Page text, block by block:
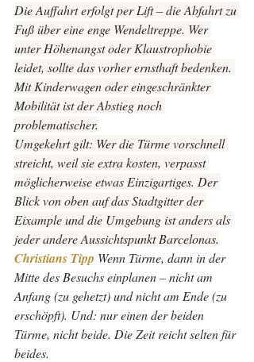
Die Auffahrt erfolgt per Lift – die Abfahrt zu
Fuß über eine enge Wendeltreppe. Wer
unter Höhenangst oder Klaustrophobie
leidet, sollte das vorher ernsthaft bedenken.
Mit Kinderwagen oder eingeschränkter
Mobilität ist der Abstieg noch
problematischer.
Umgekehrt gilt: Wer die Türme vorschnell
streicht, weil sie extra kosten, verpasst
möglicherweise etwas Einzigartiges. Der
Blick von oben auf das Stadtgitter der
Eixample und die Umgebung ist anders als
jeder andere Aussichtspunkt Barcelonas.
Christians Tipp Wenn Türme, dann in der
Mitte des Besuchs einplanen – nicht am
Anfang (zu gehetzt) und nicht am Ende (zu
erschöpft). Und: nur einen der beiden
Türme, nicht beide. Die Zeit reicht selten für
beides.